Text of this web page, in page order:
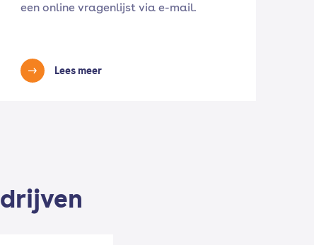
een online vragenlijst via e-mail.
Lees meer